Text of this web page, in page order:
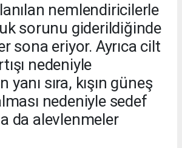
nemlendiricilerle
sorunu giderildiğinde
sona eriyor. Ayrıca cilt
nedeniyle
yanı sıra, kışın güneş
nedeniyle sedef
da alevlenmeler